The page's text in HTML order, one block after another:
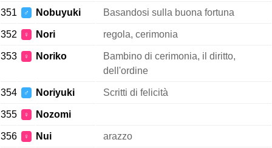
351 ♂ Nobuyuki Basandosi sulla buona fortuna
352 ♀ Nori regola, cerimonia
353 ♀ Noriko
Bambino di cerimonia, il diritto,
dell'ordine
354 ♂ Noriyuki Scritti di felicità
355 ♀ Nozomi
356 ♀ Nui arazzo